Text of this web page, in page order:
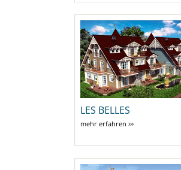
LES BELLES
mehr erfahren ›››